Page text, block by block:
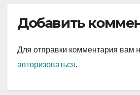
Добавить
Для отправки комментария вам
авторизоваться.